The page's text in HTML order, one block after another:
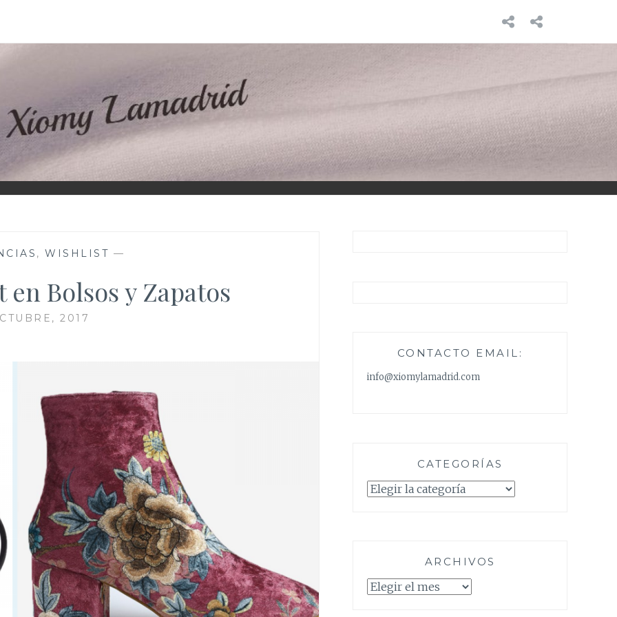
INICIO
, WISHLIST —
Bolsos y Zapatos
2017
CONTACTO EMAIL:
info@xiomylamadrid.com
CATEGORÍAS
Categorías
ARCHIVOS
Archivos